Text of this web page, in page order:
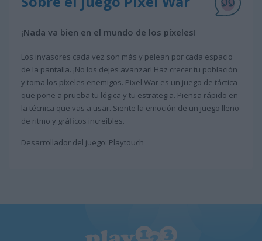
¡Nada va bien en el mundo de los píxeles!
Los invasores cada vez son más y pelean por cada espacio
de la pantalla. ¡No los dejes avanzar! Haz crecer tu población
y toma los píxeles enemigos. Pixel War es un juego de táctica
que pone a prueba tu lógica y tu estrategia. Piensa rápido en
la técnica que vas a usar. Siente la emoción de un juego lleno
de ritmo y gráficos increíbles.
Desarrollador del juego: Playtouch